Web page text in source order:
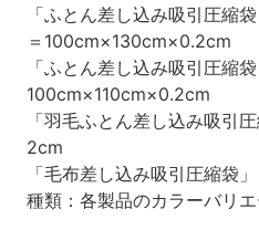
「ふとん差し込み吸引圧縮
＝100cm×130cm×0.2cm
「ふとん差し込み吸引圧縮
100cm×110cm×0.2cm
「羽毛ふとん差し込み吸
2cm
「毛布差し込み吸引圧縮
種類：各製品のカラーバリ